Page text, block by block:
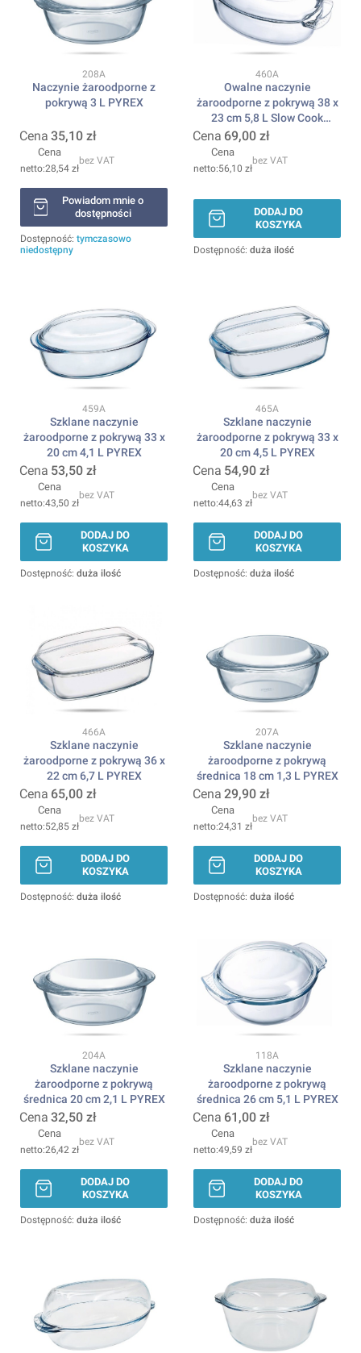
Kod produktu
208A
Naczynie żaroodporne z
pokrywą 3 L PYREX
Cena 35,10 zł
Cena
28,54 zł
bez VAT
Powiadom mnie o
dostępności
Dostępność: tymczasowo
niedostępny
Kod produktu
460A
Owalne naczynie
żaroodporne z pokrywą 38 x
23 cm 5,8 L Slow Cook
PYREX
Cena 69,00 zł
Cena
56,10 zł
bez VAT
DODAJ DO
KOSZYKA
Dostępność: duża ilość
Kod produktu
459A
Szklane naczynie
żaroodporne z pokrywą 33 x
20 cm 4,1 L PYREX
Cena 53,50 zł
Cena
43,50 zł
bez VAT
DODAJ DO
KOSZYKA
Dostępność: duża ilość
Kod produktu
465A
Szklane naczynie
żaroodporne z pokrywą 33 x
20 cm 4,5 L PYREX
Cena 54,90 zł
Cena
44,63 zł
bez VAT
DODAJ DO
KOSZYKA
Dostępność: duża ilość
Kod produktu
466A
Szklane naczynie
żaroodporne z pokrywą 36 x
22 cm 6,7 L PYREX
Cena 65,00 zł
Cena
52,85 zł
bez VAT
DODAJ DO
KOSZYKA
Dostępność: duża ilość
Kod produktu
207A
Szklane naczynie
żaroodporne z pokrywą
średnica 18 cm 1,3 L PYREX
Cena 29,90 zł
Cena
24,31 zł
bez VAT
DODAJ DO
KOSZYKA
Dostępność: duża ilość
Kod produktu
204A
Szklane naczynie
żaroodporne z pokrywą
średnica 20 cm 2,1 L PYREX
Cena 32,50 zł
Cena
26,42 zł
bez VAT
DODAJ DO
KOSZYKA
Dostępność: duża ilość
Kod produktu
118A
Szklane naczynie
żaroodporne z pokrywą
średnica 26 cm 5,1 L PYREX
Cena 61,00 zł
Cena
49,59 zł
bez VAT
DODAJ DO
KOSZYKA
Dostępność: duża ilość